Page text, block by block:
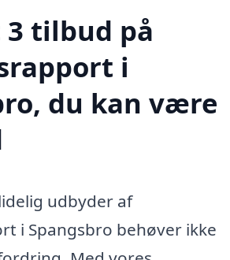
3 tilbud på
i
du kan være
udbyder af
i Spangsbro behøver ikke